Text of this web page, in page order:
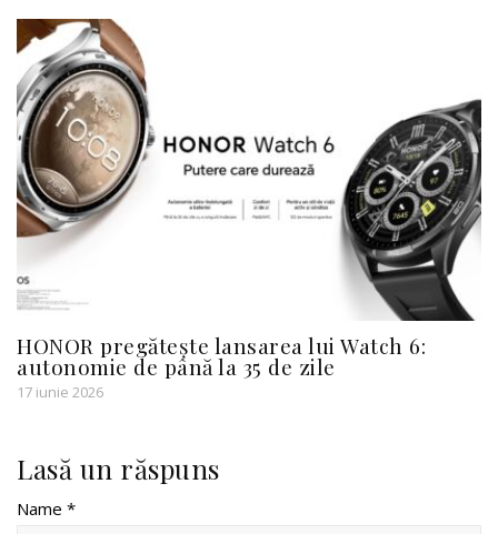
HONOR pregătește lansarea lui Watch 6:
autonomie de până la 35 de zile
17 iunie 2026
Lasă un răspuns
Name *